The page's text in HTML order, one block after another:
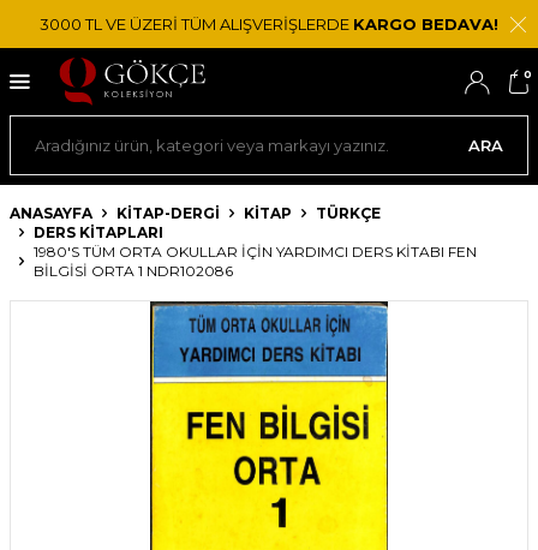
3000 TL VE ÜZERİ TÜM ALIŞVERİŞLERDE KARGO BEDAVA!
ARA
0
ANASAYFA KİTAP-DERGİ KITAP
TÜRKÇE
DERS KITAPLARI
1980'S TÜM ORTA OKULLAR İÇIN YARDIMCI DERS KITABI FEN
BILGISI ORTA 1 NDR102086